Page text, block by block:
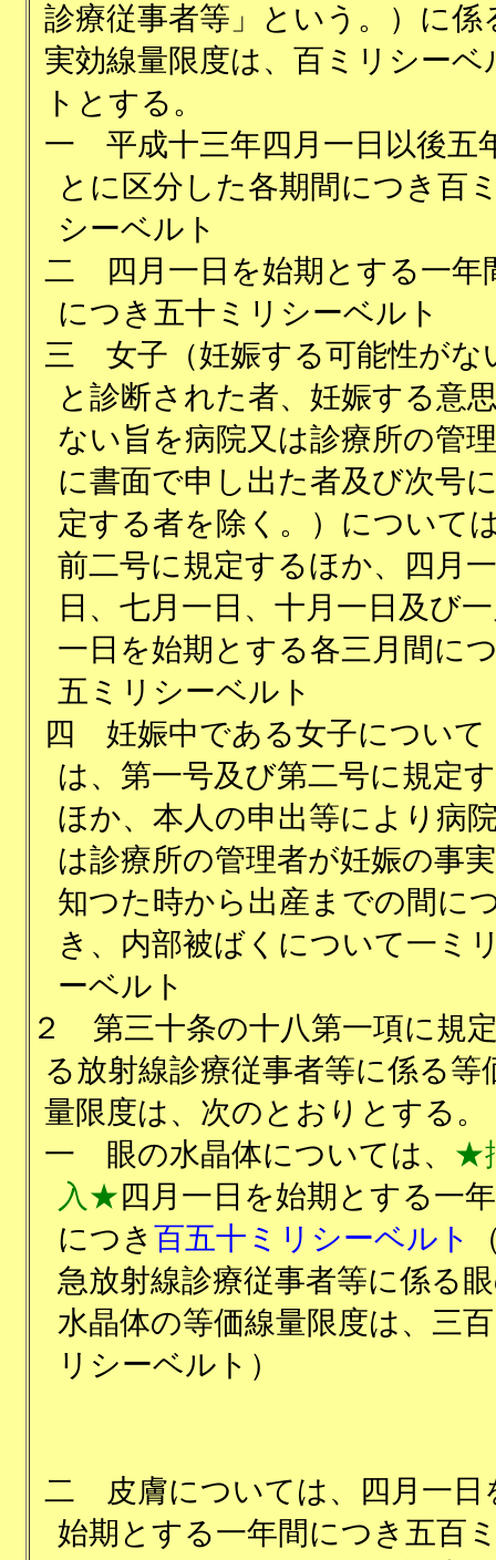
診療従事者等」という。）に係
実効線量限度は、百ミリシーベ
トとする。
一
平成十三年四月一日以後五
とに区分した各期間につき百
シーベルト
二
四月一日を始期とする一年
につき五十ミリシーベルト
三
女子（妊娠する可能性がな
と診断された者、妊娠する意
ない旨を病院又は診療所の管
に書面で申し出た者及び次号
定する者を除く。）について
前二号に規定するほか、四月一
日、七月一日、十月一日及び
一日を始期とする各三月間に
五ミリシーベルト
四
妊娠中である女子について
は、第一号及び第二号に規定
ほか、本人の申出等により病
は診療所の管理者が妊娠の事
知つた時から出産までの間に
き、内部被ばくについて一ミ
ーベルト
２
第三十条の十八第一項に規
る放射線診療従事者等に係る等
量限度は、次のとおりとする。
一
眼の水晶体については、 ★
入★ 四月一日を始期とする一
につき 百五十ミリシーベルト
急放射線診療従事者等に係る
水晶体の等価線量限度は、三
リシーベルト）
二
皮膚については、四月一日
始期とする一年間につき五百